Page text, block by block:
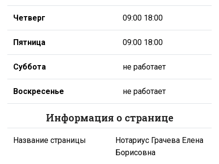
Четверг 09:00 18:00
Пятница 09:00 18:00
Суббота не работает
Воскресенье не работает
Информация о странице
Название страницы
Нотариус Грачева Елена
Борисовна